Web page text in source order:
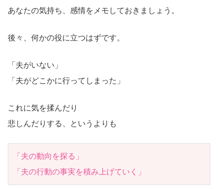
あなたの気持ち、感情をメモしておきましょう。
後々、何かの役に立つはずです。
「夫がいない」
「夫がどこかに行ってしまった」
これに気を揉んだり
悲しんだりする、というよりも
「夫の動向を探る」
「夫の行動の事実を積み上げていく」